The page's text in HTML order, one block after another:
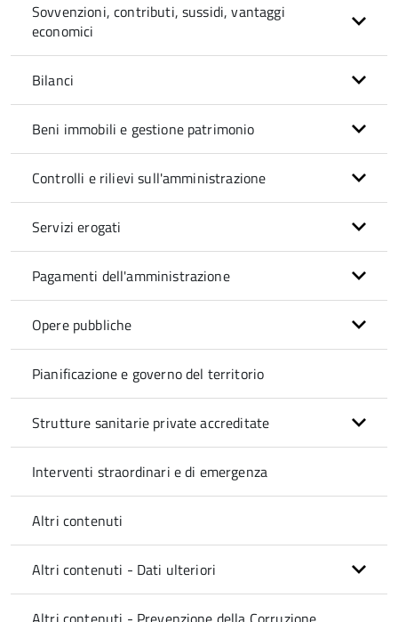
Sovvenzioni, contributi, sussidi, vantaggi
economici
Bilanci
Beni immobili e gestione patrimonio
Controlli e rilievi sull'amministrazione
Servizi erogati
Pagamenti dell'amministrazione
Opere pubbliche
Pianificazione e governo del territorio
Strutture sanitarie private accreditate
Interventi straordinari e di emergenza
Altri contenuti
Altri contenuti - Dati ulteriori